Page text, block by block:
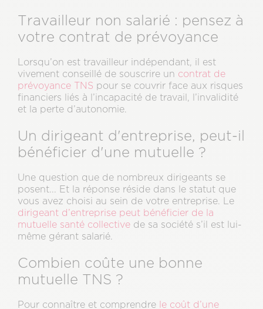
Travailleur non salarié : pensez à
votre contrat de prévoyance
Lorsqu’on est travailleur indépendant, il est
vivement conseillé de souscrire un contrat de
prévoyance TNS pour se couvrir face aux risques
financiers liés à l’incapacité de travail, l’invalidité
et la perte d’autonomie.
Un dirigeant d'entreprise, peut-il
bénéficier d'une mutuelle ?
Une question que de nombreux dirigeants se
posent... Et la réponse réside dans le statut que
vous avez choisi au sein de votre entreprise. Le
dirigeant d’entreprise peut bénéficier de la
mutuelle santé collective de sa société s’il est lui-
même gérant salarié.
Combien coûte une bonne
mutuelle TNS ?
Pour connaître et comprendre le coût d’une